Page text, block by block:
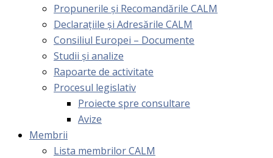
Propunerile și Recomandările CALM
Declarațiile și Adresările CALM
Consiliul Europei – Documente
Studii și analize
Rapoarte de activitate
Procesul legislativ
Proiecte spre consultare
Avize
Membrii
Lista membrilor CALM